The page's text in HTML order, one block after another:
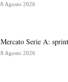
8 Agosto 2026
Mercato Serie A:
8 Agosto 2026